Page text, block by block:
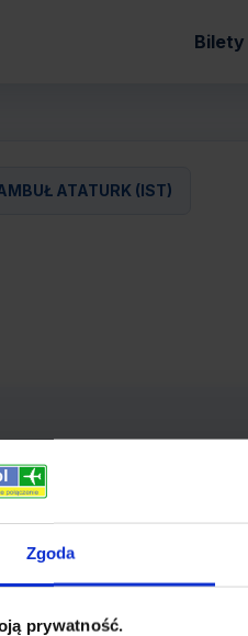
Zgoda
prywatność.
ATATURK (IST)
- ISTAMBUŁ